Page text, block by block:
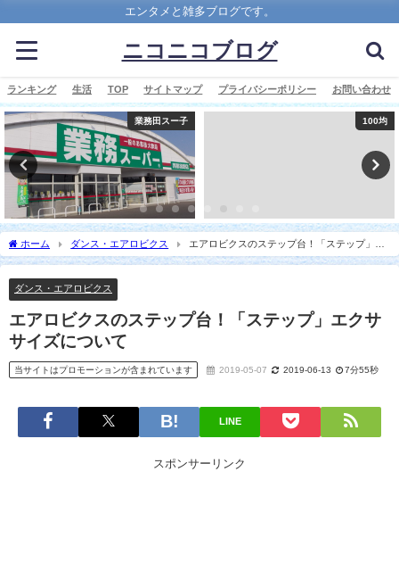
エンタメと雑多ブログです。
ニコニコブログ
ランキング 生活 TOP サイトマップ プライバシーポリシー お問い合わせ
業務田スー子 100均
ホーム ダンス・エアロビクス
エアロビクスのステップ台！「ステップ」エ
クササイズについて
ダンス・エアロビクス
エアロビクスのステップ台！「ステップ」エクサ
サイズについて
当サイトはプロモーションが含まれています 2019-05-07 2019-06-13 7分55秒
LINE
スポンサーリンク